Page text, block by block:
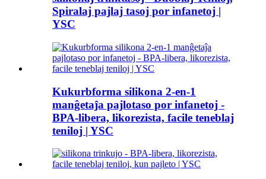
Spiralaj pajlaj tasoj por infanetoj |
YSC
Kukurbforma silikona 2-en-1
manĝetaĵa pajlotaso por infanetoj -
BPA-libera, likorezista, facile teneblaj
teniloj | YSC